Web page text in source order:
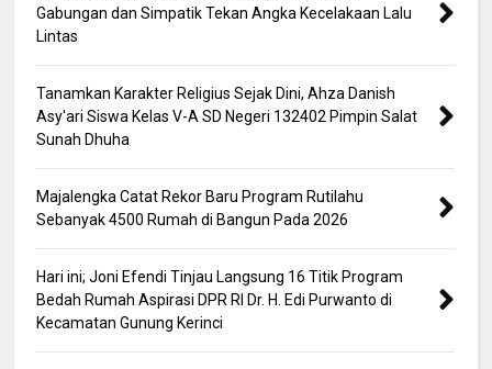
Gabungan dan Simpatik Tekan Angka Kecelakaan Lalu
Lintas
Tanamkan Karakter Religius Sejak Dini, Ahza Danish
Asy'ari Siswa Kelas V-A SD Negeri 132402 Pimpin Salat
Sunah Dhuha
Majalengka Catat Rekor Baru Program Rutilahu
Sebanyak 4500 Rumah di Bangun Pada 2026
Hari ini; Joni Efendi Tinjau Langsung 16 Titik Program
Bedah Rumah Aspirasi DPR RI Dr. H. Edi Purwanto di
Kecamatan Gunung Kerinci